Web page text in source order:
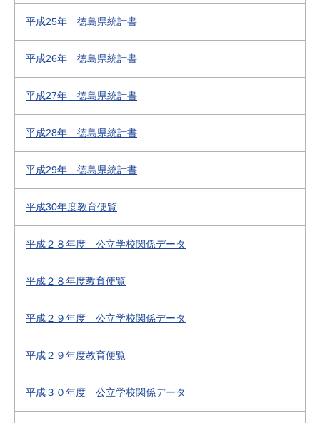
平成25年 徳島県統計書
平成26年 徳島県統計書
平成27年 徳島県統計書
平成28年 徳島県統計書
平成29年 徳島県統計書
平成30年度教育便覧
平成２８年度 公立学校関係データ
平成２８年度教育便覧
平成２９年度 公立学校関係データ
平成２９年度教育便覧
平成３０年度 公立学校関係データ